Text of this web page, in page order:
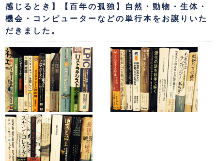
感じるとき】【百年の孤独】自然・動物・生体・
機会・コンピューターなどの単行本をお譲りいた
だきました。